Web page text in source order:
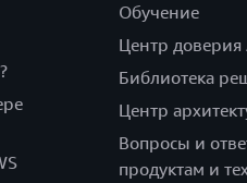
Обучение
Центр доверия
Библиотека
Центр
Вопросы и
продуктам и